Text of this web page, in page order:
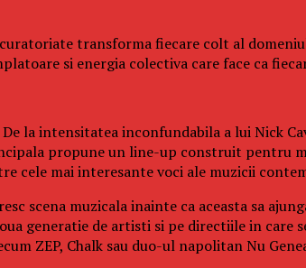
transforma fiecare colt al
si energia colectiva care face ca
la intensitatea inconfundabila a lui Nick
propune un line-up construit pentru
cele mai interesante voci ale muzicii
scena muzicala inainte ca aceasta sa
generatie de artisti si pe directiile in care
ZEP, Chalk sau duo-ul napolitan Nu